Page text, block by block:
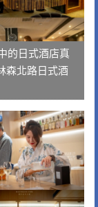
的日式酒店真
森北路日式酒